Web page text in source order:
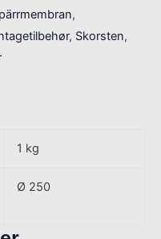
,
, Skorsten,
1 kg
Ø 250